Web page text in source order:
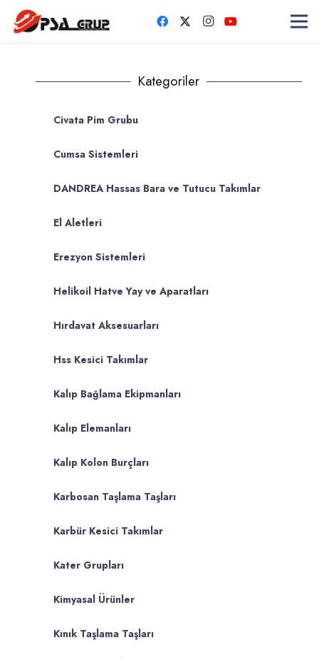
Kategoriler
Civata Pim Grubu
Cumsa Sistemleri
DANDREA Hassas Bara ve Tutucu Takımlar
El Aletleri
Erezyon Sistemleri
Helikoil Hatve Yay ve Aparatları
Hırdavat Aksesuarları
Hss Kesici Takımlar
Kalıp Bağlama Ekipmanları
Kalıp Elemanları
Kalıp Kolon Burçları
Karbosan Taşlama Taşları
Karbür Kesici Takımlar
Kater Grupları
Kimyasal Ürünler
Kınık Taşlama Taşları